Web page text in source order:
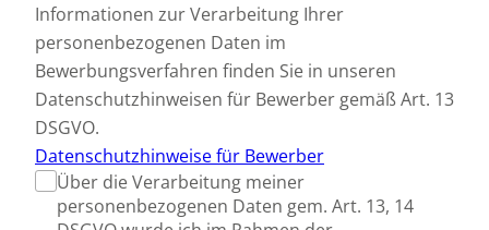
Informationen zur Verarbeitung Ihrer
personenbezogenen Daten im
Bewerbungsverfahren finden Sie in unseren
Datenschutzhinweisen für Bewerber gemäß Art. 13
DSGVO.
Datenschutzhinweise für Bewerber
Über die Verarbeitung meiner
personenbezogenen Daten gem. Art. 13, 14